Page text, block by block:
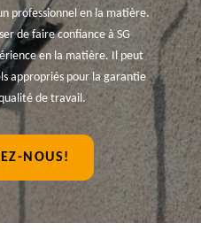
professionnel en la matière.
de faire confiance à SG
en la matière. Il peut
appropriés pour la garantie
de travail.
NOUS!